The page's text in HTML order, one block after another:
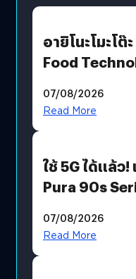
อายิโนะโมะโ
Food
บริโภคและ B2B
07/08/2026
Read More
ใช้ 5G ได้แล้ว
Pura 90s
07/08/2026
Read More